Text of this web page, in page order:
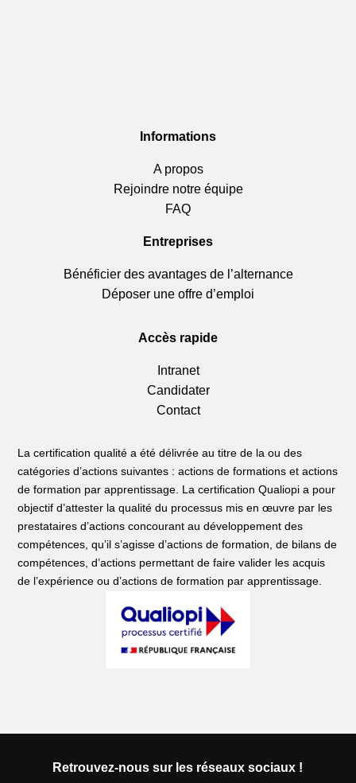
Informations
A propos
Rejoindre notre équipe
FAQ
Entreprises
Bénéficier des avantages de l’alternance
Déposer une offre d’emploi
Accès rapide
Intranet
Candidater
Contact
La certification qualité a été délivrée au titre de la ou des
catégories d’actions suivantes : actions de formations et actions
de formation par apprentissage. La certification Qualiopi a pour
objectif d’attester la qualité du processus mis en œuvre par les
prestataires d’actions concourant au développement des
compétences, qu’il s’agisse d’actions de formation, de bilans de
compétences, d’actions permettant de faire valider les acquis
de l’expérience ou d’actions de formation par apprentissage.
Retrouvez-nous sur les réseaux sociaux !